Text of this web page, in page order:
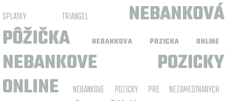
SPLATKY TRIANGEL
NEBANKOVÁ
PÔŽIČKA
NEBANKOVA POZICKA ONLINE
NEBANKOVE POZICKY
ONLINE
NEBANKOVE POZICKY PRE NEZAMESTNANYCH